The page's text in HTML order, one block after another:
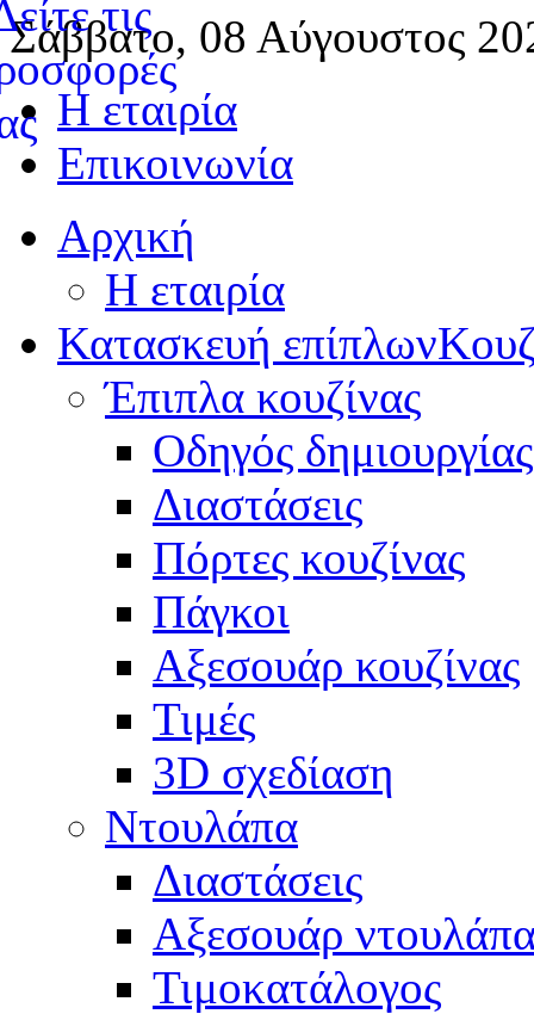
Σάββατο, 08 Αύγουστος
Η εταιρία
Επικοινωνία
Αρχική
Η εταιρία
Κατασκευή επίπλων
Έπιπλα κουζίνας
Οδηγός δημιουργίας
Διαστάσεις
Πόρτες κουζίνας
Πάγκοι
Αξεσουάρ κουζίνας
Τιμές
3D σχεδίαση
Ντουλάπα
Διαστάσεις
Αξεσουάρ
Τιμοκατάλογος